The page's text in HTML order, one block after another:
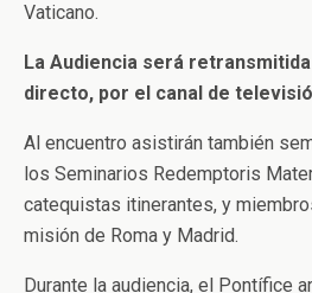
Vaticano.
La Audiencia será retransmitida
directo, por el canal de
Al encuentro asistirán también
los Seminarios Redemptoris
catequistas itinerantes, y
misión de Roma y Madrid.
Durante la audiencia, el Pontífice